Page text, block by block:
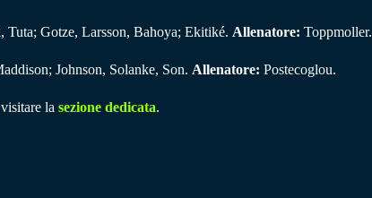
Gotze, Larsson, Bahoya; Ekitiké. Allenatore: Toppmoller.
Johnson, Solanke, Son. Allenatore: Postecoglou.
la sezione dedicata.